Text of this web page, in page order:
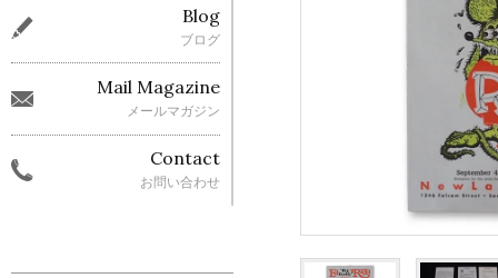
Blog
ブログ
Mail Magazine
メールマガジン
Contact
お問い合わせ